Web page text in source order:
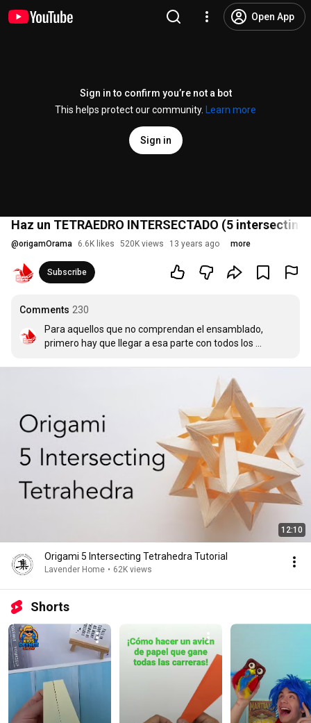
Open App
Sign in to confirm you’re not a bot
This helps protect our community.
Learn more
Sign in
Haz un TETRAEDRO INTERSECTADO (5
@origamOrama 6.6K likes 520K views 13 years ago more
Subscribe
Comments 230
Para aquellos que no comprendan el ensamblado,
primero hay que llegar a esa parte con todos los
Creanme, esa es la mejor forma. SI AÚN ASÍ HAY ALGO
QUE NO SE ENTIENDA, DEJEN EN LOS COMENTARIOS
ESPECIFICAMENTE QUÉ ES. like para que lo vean!
12:10
Origami 5 Intersecting Tetrahedra Tutorial
Lavender Home • 62K views
Shorts